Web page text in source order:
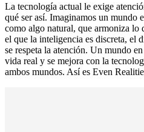
La tecnología actual le exige
qué ser así. Imaginamos un mundo
como algo natural, que armoniza
el que la inteligencia es discreta, el
se respeta la atención. Un mundo
vida real y se mejora con la
ambos mundos. Así es Even